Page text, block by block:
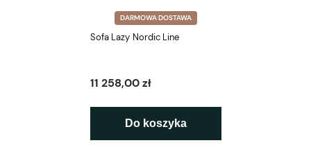
DARMOWA DOSTAWA
Sofa Lazy Nordic Line
11 258,00 zł
Do koszyka